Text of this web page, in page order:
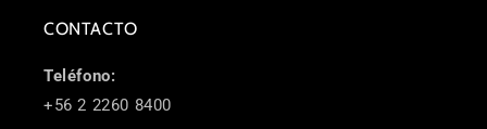
CONTACTO
Teléfono:
+56 2 2260 8400